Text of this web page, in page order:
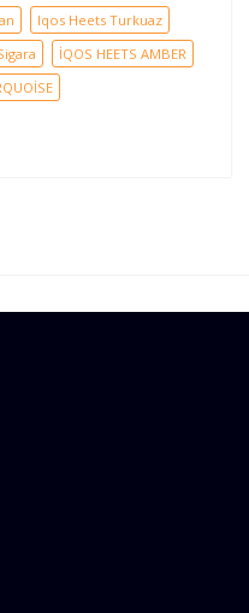
Iqos Heets Turkuaz
İQOS HEETS AMBER